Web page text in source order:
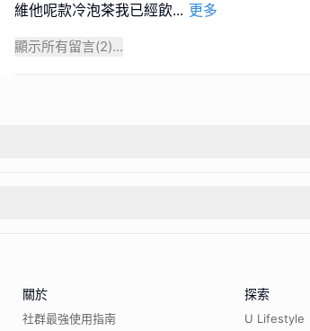
維他呢款冷泡茶我已經飲... 更多
顯示所有留言(2)...
關於
社群最強使用指南
探索
U Lifestyle